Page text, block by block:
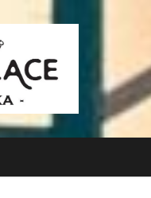
ツー
プ「ツールプレイ
オープン！